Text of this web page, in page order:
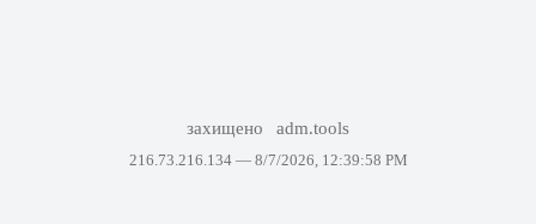
захищено adm.tools
216.73.216.134 — 8/7/2026, 12:39:58 PM